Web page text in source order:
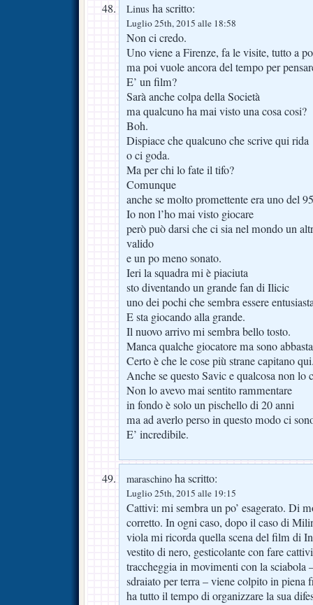
Linus ha scritto:
Luglio 25th, 2015 alle 18:58
Non ci credo.
Uno viene a Firenze, fa le visite, tutto a
ma poi vuole ancora del tempo per
E’ un film?
Sarà anche colpa della Società
ma qualcuno ha mai visto una cosa cosi?
Boh.
Dispiace che qualcuno che scrive qui rida
o ci goda.
Ma per chi lo fate il tifo?
Comunque
anche se molto promettente era uno del
Io non l’ho mai visto giocare
però può darsi che ci sia nel mondo un
valido
e un po meno sonato.
Ieri la squadra mi è piaciuta
sto diventando un grande fan di Ilicic
uno dei pochi che sembra essere
E sta giocando alla grande.
Il nuovo arrivo mi sembra bello tosto.
Manca qualche giocatore ma sono
Certo è che le cose più strane capitano
Anche se questo Savic e qualcosa non lo
Non lo avevo mai sentito rammentare
in fondo è solo un pischello di 20 anni
ma ad averlo perso in questo modo ci
E’ incredibile.
maraschino ha scritto:
Luglio 25th, 2015 alle 19:15
Cattivi: mi sembra un po’ esagerato. Di
corretto. In ogni caso, dopo il caso di
viola mi ricorda quella scena del film di
vestito di nero, gesticolante con fare
traccheggia in movimenti con la sciabola
sdraiato per terra – viene colpito in piena
ha tutto il tempo di organizzare la sua